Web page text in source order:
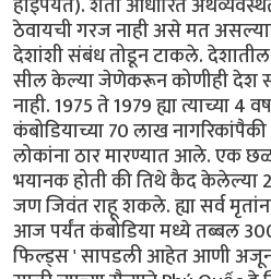
ठेवायची गरज नाही असे मत
देशांशी संबंध तोडून टाकले.
सील केल्या जेणेकरून कोणीही देश
नाही. 1975 ते 1979 ह्या त्याच्या 4
कंबोडियाच्या 70 लाख
लोकांना ठार मारण्यात आले. एक
भयानक होती की तिथे कैद केलेल्या
जण जिवंत राहू शकले. ह्या सर्व
आज पर्यंत कंबोडिया मध्ये तब्बल
फिल्ड्स ' सापडली आहेत आणी